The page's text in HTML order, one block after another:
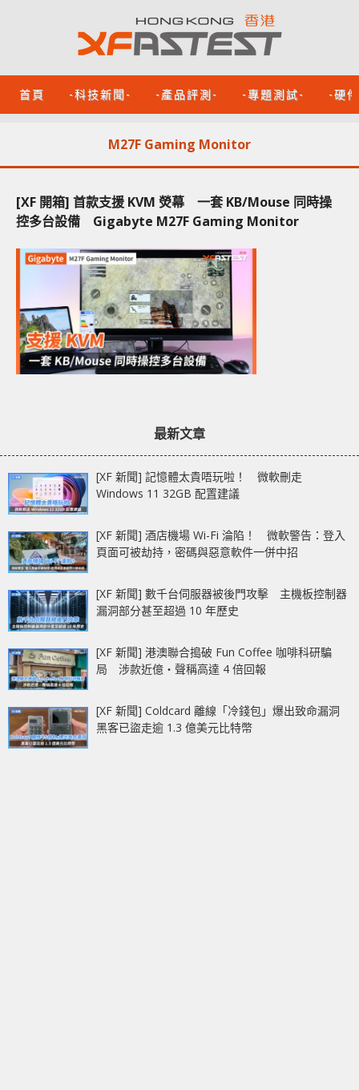
首頁 -科技新聞- -產品評測- -專題測試- -硬
M27F Gaming Monitor
[XF 開箱] 首款支援 KVM 熒幕 一套 KB/Mouse 同時操
控多台設備 Gigabyte M27F Gaming Monitor
最新文章
[XF 新聞] 記憶體太貴唔玩啦！ 微軟刪走
Windows 11 32GB 配置建議
[XF 新聞] 酒店機場 Wi-Fi 淪陷！ 微軟警告：登入
頁面可被劫持，密碼與惡意軟件一併中招
[XF 新聞] 數千台伺服器被後門攻擊 主機板控制器
漏洞部分甚至超過 10 年歷史
[XF 新聞] 港澳聯合搗破 Fun Coffee 咖啡科研騙
局 涉款近億‧聲稱高達 4 倍回報
[XF 新聞] Coldcard 離線「冷錢包」爆出致命漏洞
黑客已盜走逾 1.3 億美元比特幣